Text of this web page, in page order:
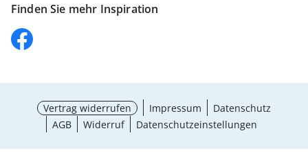
Finden Sie mehr Inspiration
Vertrag widerrufen Impressum
Datenschutz
AGB
Widerruf Datenschutzeinstellungen